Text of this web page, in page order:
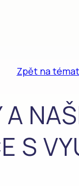
Zpět na
S